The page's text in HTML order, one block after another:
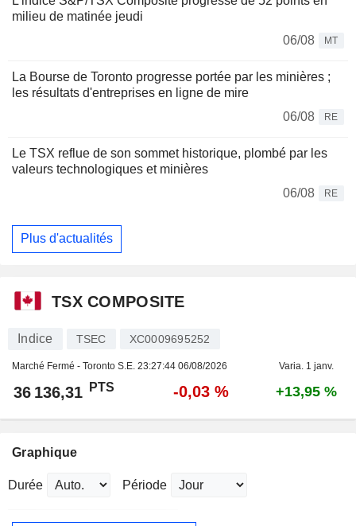
milieu de matinée jeudi
06/08
MT
La Bourse de Toronto progresse portée par les minières ;
les résultats d'entreprises en ligne de mire
06/08
RE
Le TSX reflue de son sommet historique, plombé par les
valeurs technologiques et minières
06/08
RE
Plus d'actualités
TSX COMPOSITE
Indice TSEC XC0009695252
Marché Fermé - Toronto S.E. 23:27:44 06/08/2026 Varia. 1 janv.
36 136,31 PTS -0,03 % +13,95 %
Graphique
Durée Période